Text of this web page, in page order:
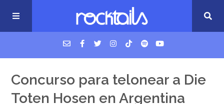
USM Podcast
Concurso para telonear a Die
Toten Hosen en Argentina